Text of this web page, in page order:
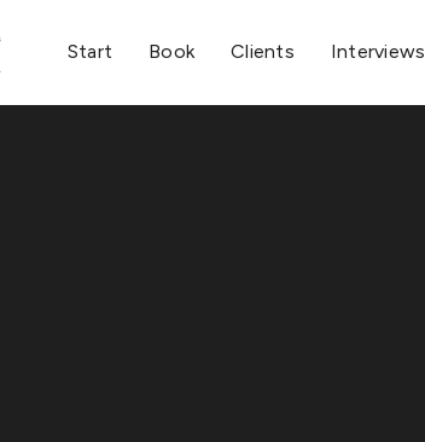
Start Book Clients Interviews